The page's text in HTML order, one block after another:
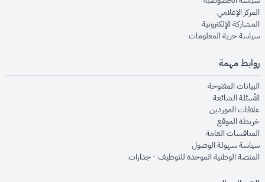
المركز الإعلاميopens in new window
المشاركة الإلكترونيةopens in new window
سياسة حرية المعلوماتopens in new window
روابط مهمة
البيانات المفتوحةopens in new window
الأسئلة الشائعةopens in new window
علاقات الموردينopens in new window
خريطة الموقعopens in new window
المنافسات العامةopens in new window
سياسة سهولة الوصولopens in new window
المنصة الوطنية الموحدة للتوظيف - جداراتopens in new window